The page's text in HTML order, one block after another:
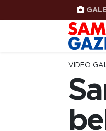
VIDEO
Samsun Haber
Samsunspor
Samsun Rehberi
Resmi İlanlar
Samsun Nöbetçi
Samsun Hava
SAMSUN Namaz
Samsun Trafik